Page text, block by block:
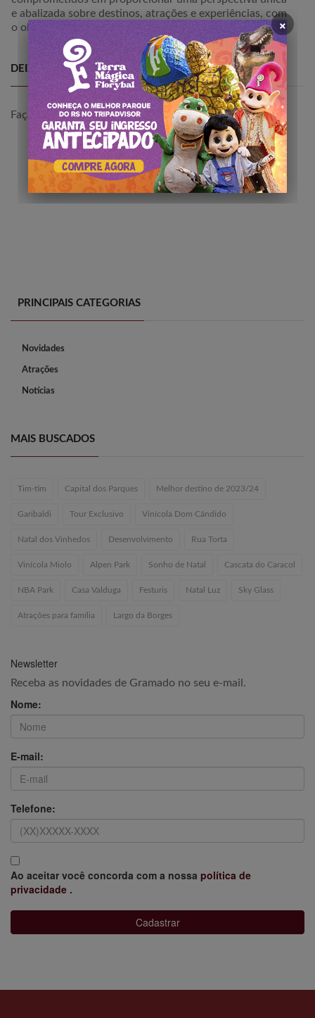
e abalizada sobre destinos, atrações e experiências, com
o objetivo de inspirar e guiar viajantes em suas jornadas.
DEIXE SEU COMETÁRIO
Faça loginpara comentar a publicação.
PRINCIPAIS CATEGORIAS
Novidades
Atrações
Notícias
MAIS BUSCADOS
Tim-tim Capital dos Parques Melhor destino de 2023/24
Garibaldi Tour Exclusivo Vinícola Dom Cândido
Natal dos Vinhedos Desenvolvimento Rua Torta
Vinícola Miolo Alpen Park Sonho de Natal Cascata do Caracol
NBA Park Casa Valduga Festuris Natal Luz Sky Glass
Atrações para família Largo da Borges
Newsletter
Receba as novidades de Gramado no seu e-mail.
Nome:
E-mail:
Telefone:
Ao aceitar você concorda com a nossa política de
privacidade .
Cadastrar
×